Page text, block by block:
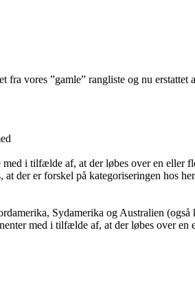
vores ”gamle” rangliste og nu
i tilfælde af, at der løbes over en eller
der er forskel på kategoriseringen hos
Sydamerika og Australien (også
med i tilfælde af, at der løbes over en